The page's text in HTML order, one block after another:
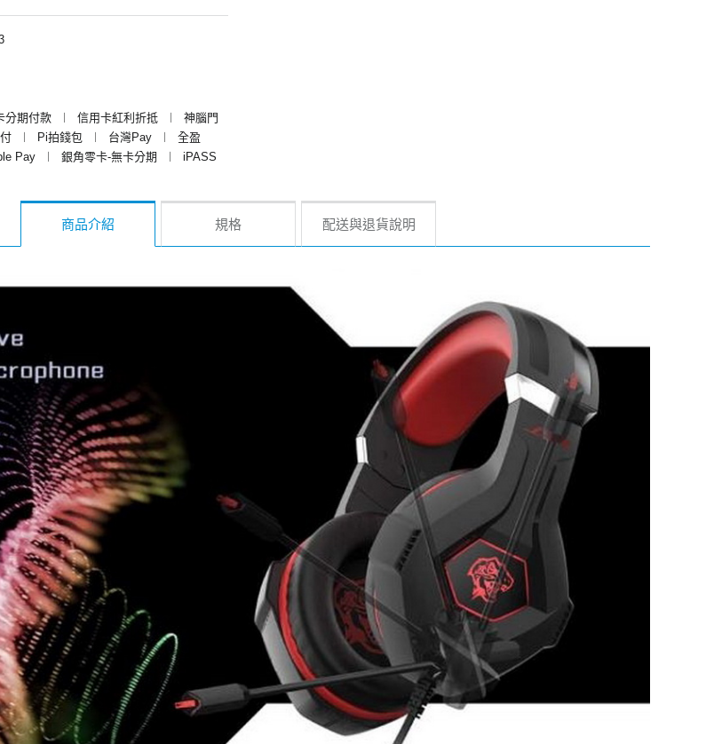
分期付款 ︱ 信用卡紅利折抵 ︱
神腦門
︱ Pi拍錢包 ︱ 台灣Pay ︱
全盈
Pay ︱ 銀角零卡-無卡分期 ︱
iPASS
商品介紹 規格 配送與退貨說明